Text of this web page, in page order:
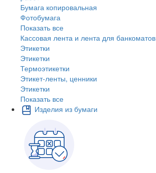
Бумага копировальная
Фотобумага
Показать все
Кассовая лента и лента для банкоматов
Этикетки
Этикетки
Термоэтикетки
Этикет-ленты, ценники
Этикетки
Показать все
Изделия из бумаги